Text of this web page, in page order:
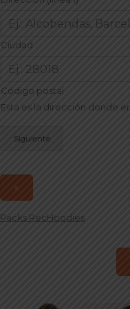
Ciudad
Código postal
Esta es la dirección donde
Siguiente
×
Packs RecHoodies